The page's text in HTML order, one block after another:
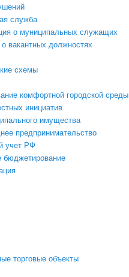
служба
о муниципальных служащих
вакантных должностях
схемы
комфортной городской среды
инициатив
имущества
предпринимательство
учет РФ
бюджетирование
торговые объекты